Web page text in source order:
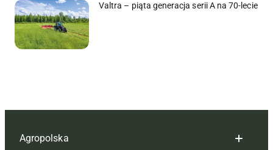
Valtra – piąta generacja serii A na 70-lecie
Agropolska